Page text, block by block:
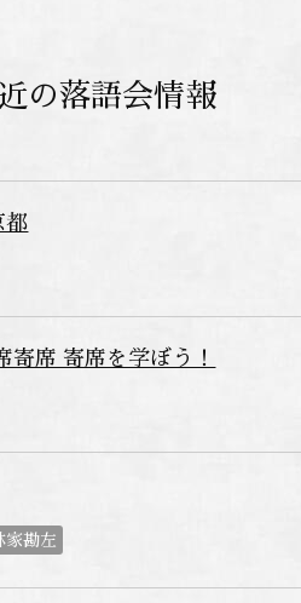
の落語会情報
都
寄席 寄席を学ぼう！
家勘左